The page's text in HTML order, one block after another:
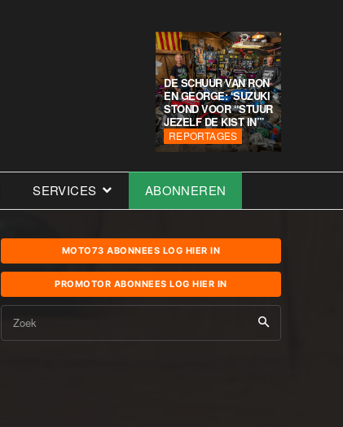
DE SCHUUR VAN RON
EN GEORGE: ‘SUZUKI
STOND VOOR “STUUR
JEZELF DE KIST IN”’
REPORTAGES
SERVICES ABONNEREN
MOTO73 ABONNEES LOG HIER IN
PROMOTOR ABONNEES LOG HIER IN
Zoek